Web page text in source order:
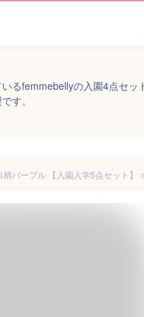
るfemmebellyの入園4点セッ
す。
柄パープル 【入園入学5点セット】